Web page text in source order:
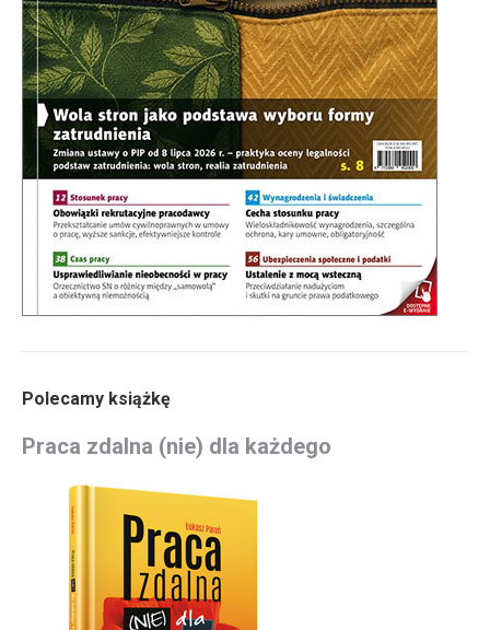
Polecamy książkę
Praca zdalna (nie) dla każdego